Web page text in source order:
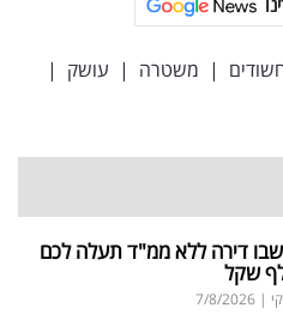
| משטרה | עושק |
שבו דירה ללא ממ"ד תעלה לכם
|
7/8/2026